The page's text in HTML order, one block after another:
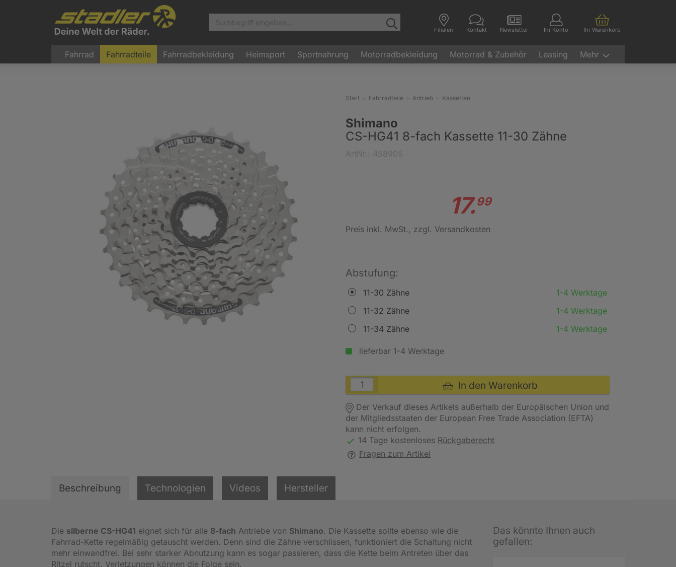
Filialen Kontakt Newsletter Ihr Konto Ihr Warenkorb
Fahrrad Fahrradteile Fahrradbekleidung Heimsport Sportnahrung Motorradbekleidung Motorrad & Zubehör Leasing Mehr
Start Fahrradteile Antrieb Kassetten
Shimano
CS-HG41 8-fach Kassette 11-30 Zähne
17.99
Preis inkl. MwSt., zzgl. Versandkosten
Abstufung:
11-30 Zähne
1-4 Werktage
11-32 Zähne
1-4 Werktage
11-34 Zähne
1-4 Werktage
lieferbar 1-4 Werktage
In den Warenkorb
Der Verkauf dieses Artikels außerhalb der Europäischen Union und
der Mitgliedsstaaten der European Free Trade Association (EFTA)
kann nicht erfolgen.
14 Tage kostenloses Rückgaberecht
Fragen zum Artikel
Beschreibung Technologien Videos Hersteller
Die silberne CS-HG41 eignet sich für alle 8-fach Antriebe von Shimano. Die Kassette sollte ebenso wie die
Fahrrad-Kette regelmäßig getauscht werden. Denn sind die Zähne verschlissen, funktioniert die Schaltung nicht
mehr einwandfrei. Bei sehr starker Abnutzung kann es sogar passieren, dass die Kette beim Antreten über das
Ritzel rutscht. Verletzungen können die Folge sein.
Das könnte Ihnen auch
gefallen: